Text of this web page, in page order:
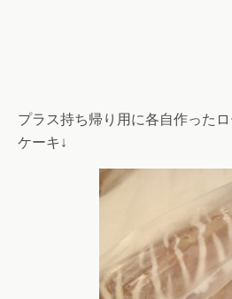
プラス持ち帰り用に各自作った
ケーキ↓